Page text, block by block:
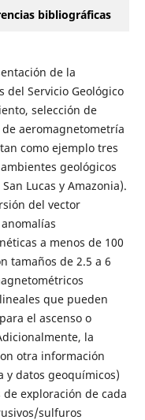
bibliográficas
de la
del Servicio Geológico
selección de
aeromagnetometría
como ejemplo tres
geológicos
Lucas y Amazonia).
del vector
a menos de 100
tamaños de 2.5 a 6
que pueden
el ascenso o
la
otra información
datos geoquímicos)
exploración de cada
sulfuros